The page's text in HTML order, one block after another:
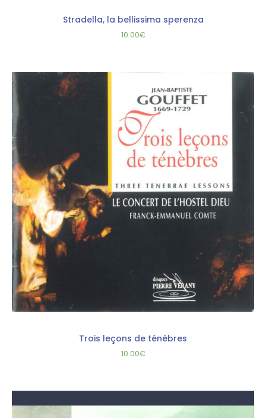
Stradella, la bellissima sperenza
10.00€
Trois leçons de ténèbres
10.00€